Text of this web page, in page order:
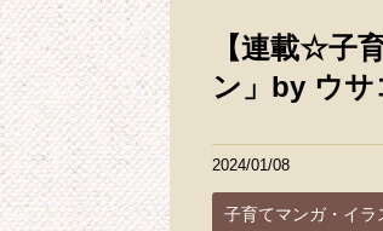
【連載☆子
ン」by ウサ
2024/01/08
子育てマンガ・イラ